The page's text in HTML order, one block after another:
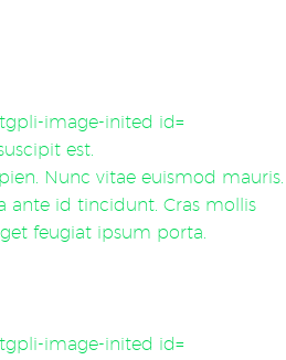
est.
Nunc vitae euismod mauris.
ante id tincidunt. Cras mollis
feugiat ipsum porta.